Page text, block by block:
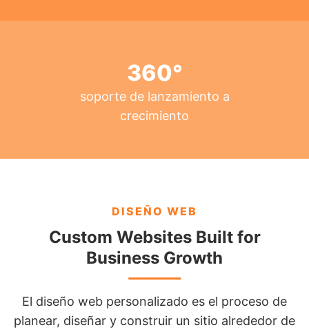
360°
soporte de lanzamiento a
crecimiento
DISEÑO WEB
Custom Websites Built for
Business Growth
El diseño web personalizado es el proceso de
planear, diseñar y construir un sitio alrededor de